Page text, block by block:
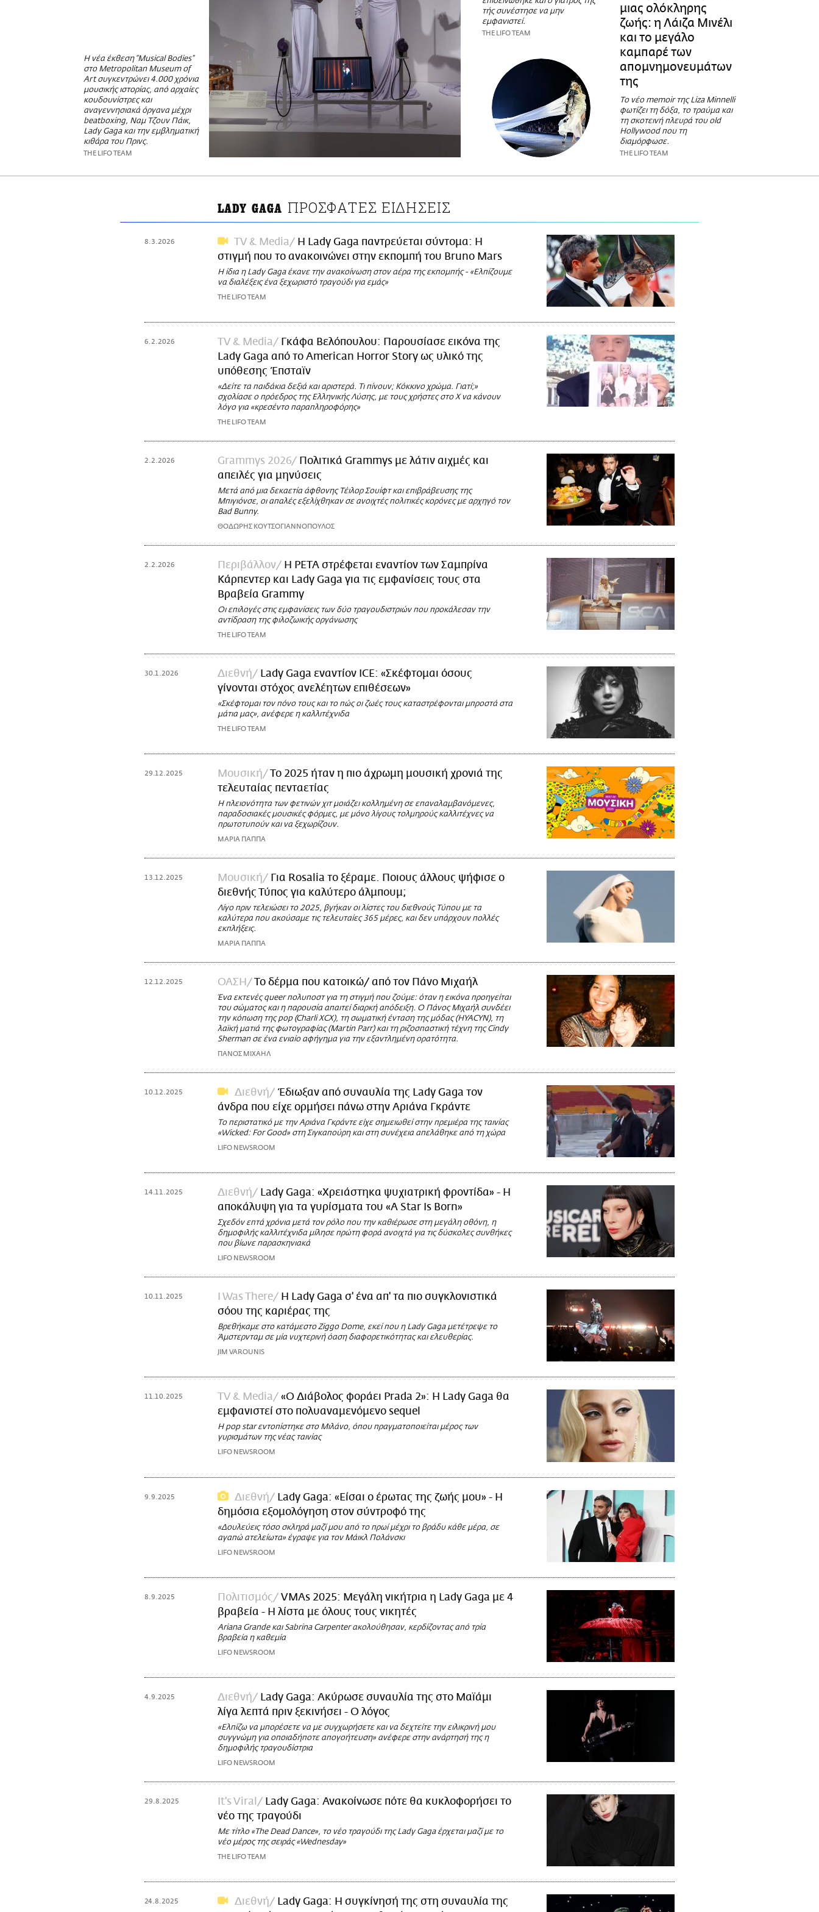
Η νέα έκθεση “Musical Bodies”
στο Metropolitan Museum of
Art συγκεντρώνει 4.000 χρόνια
μουσικής ιστορίας, από αρχαίες
κουδουνίστρες και
αναγεννησιακά όργανα μέχρι
beatboxing, Ναμ Τζουν Πάικ,
Lady Gaga και την εμβληματική
κιθάρα του Πρινς.
THE LIFO TEAM
τής συνέστησε να μην
εμφανιστεί.
THE LIFO TEAM
μιας ολόκληρης
ζωής: η Λάιζα Μινέλι
και το μεγάλο
καμπαρέ των
απομνημονευμάτων
της
Το νέο memoir της Liza Minnelli
φωτίζει τη δόξα, το τραύμα και
τη σκοτεινή πλευρά του old
Hollywood που τη
διαμόρφωσε.
THE LIFO TEAM
LADY GAGA ΠΡΟΣΦΑΤΕΣ ΕΙΔΗΣΕΙΣ
8.3.2026 TV & Media
H Lady Gaga παντρεύεται σύντομα: Η
στιγμή που το ανακοινώνει στην εκπομπή του Bruno Mars
Η ίδια η Lady Gaga έκανε την ανακοίνωση στον αέρα της εκπομπής - «Ελπίζουμε
να διαλέξεις ένα ξεχωριστό τραγούδι για εμάς»
THE LIFO TEAM
6.2.2026 TV & Media
Γκάφα Βελόπουλου: Παρουσίασε εικόνα της
Lady Gaga από το American Horror Story ως υλικό της
υπόθεσης Έπσταϊν
«Δείτε τα παιδάκια δεξιά και αριστερά. Τι πίνουν; Κόκκινο χρώμα. Γιατί;»
σχολίασε ο πρόεδρος της Ελληνικής Λύσης, με τους χρήστες στο Χ να κάνουν
λόγο για «κρεσέντο παραπληροφόρης»
THE LIFO TEAM
2.2.2026 Grammys 2026
Πολιτικά Grammys με λάτιν αιχμές και
απειλές για μηνύσεις
Μετά από μια δεκαετία άφθονης Τέιλορ Σουίφτ και επιβράβευσης της
Μπιγιόνσε, οι απαλές εξελίχθηκαν σε ανοιχτές πολιτικές κορόνες με αρχηγό τον
Bad Bunny.
ΘΟΔΩΡΗΣ ΚΟΥΤΣΟΓΙΑΝΝΟΠΟΥΛΟΣ
2.2.2026 Περιβάλλον
Η PETA στρέφεται εναντίον των Σαμπρίνα
Κάρπεντερ και Lady Gaga για τις εμφανίσεις τους στα
Βραβεία Grammy
Οι επιλογές στις εμφανίσεις των δύο τραγουδιστριών που προκάλεσαν την
αντίδραση της φιλοζωικής οργάνωσης
THE LIFO TEAM
30.1.2026 Διεθνή
Lady Gaga εναντίον ICE: «Σκέφτομαι όσους
γίνονται στόχος ανελέητων επιθέσεων»
«Σκέφτομαι τον πόνο τους και το πώς οι ζωές τους καταστρέφονται μπροστά στα
μάτια μας», ανέφερε η καλλιτέχνιδα
THE LIFO TEAM
29.12.2025 Μουσική
Το 2025 ήταν η πιο άχρωμη μουσική χρονιά της
τελευταίας πενταετίας
Η πλειονότητα των φετινών χιτ μοιάζει κολλημένη σε επαναλαμβανόμενες,
παραδοσιακές μουσικές φόρμες, με μόνο λίγους τολμηρούς καλλιτέχνες να
πρωτοτυπούν και να ξεχωρίζουν.
ΜΑΡΙΑ ΠΑΠΠΑ
13.12.2025 Μουσική
Για Rosalia το ξέραμε. Ποιους άλλους ψήφισε ο
διεθνής Τύπος για καλύτερο άλμπουμ;
Λίγο πριν τελειώσει το 2025, βγήκαν οι λίστες του διεθνούς Τύπου με τα
καλύτερα που ακούσαμε τις τελευταίες 365 μέρες, και δεν υπάρχουν πολλές
εκπλήξεις.
ΜΑΡΙΑ ΠΑΠΠΑ
12.12.2025 ΟΑΣΗ Το δέρμα που κατοικώ/ από τον Πάνο Μιχαήλ
Ένα εκτενές queer πολυποστ για τη στιγμή που ζούμε: όταν η εικόνα προηγείται
του σώματος και η παρουσία απαιτεί διαρκή απόδειξη. Ο Πάνος Μιχαήλ συνδέει
την κόπωση της pop (Charli XCX), τη σωματική ένταση της μόδας (HYACYN), τη
λαϊκή ματιά της φωτογραφίας (Martin Parr) και τη ριζοσπαστική τέχνη της Cindy
Sherman σε ένα ενιαίο αφήγημα για την εξαντλημένη ορατότητα.
ΠΑΝΟΣ ΜΙΧΑΗΛ
10.12.2025 Διεθνή
Έδιωξαν από συναυλία της Lady Gaga τον
άνδρα που είχε ορμήσει πάνω στην Αριάνα Γκράντε
Το περιστατικό με την Αριάνα Γκράντε είχε σημειωθεί στην πρεμιέρα της ταινίας
«Wicked: For Good» στη Σιγκαπούρη και στη συνέχεια απελάθηκε από τη χώρα
LIFO NEWSROOM
14.11.2025 Διεθνή
Lady Gaga: «Χρειάστηκα ψυχιατρική φροντίδα» - Η
αποκάλυψη για τα γυρίσματα του «A Star Is Born»
Σχεδόν επτά χρόνια μετά τον ρόλο που την καθιέρωσε στη μεγάλη οθόνη, η
δημοφιλής καλλιτέχνιδα μίλησε πρώτη φορά ανοιχτά για τις δύσκολες συνθήκες
που βίωνε παρασκηνιακά
LIFO NEWSROOM
10.11.2025 I Was There
Η Lady Gaga σ' ένα απ' τα πιο συγκλονιστικά
σόου της καριέρας της
Βρεθήκαμε στο κατάμεστο Ziggo Dome, εκεί που η Lady Gaga μετέτρεψε το
Άμστερνταμ σε μία νυχτερινή όαση διαφορετικότητας και ελευθερίας.
JIM VAROUNIS
11.10.2025 TV & Media
«Ο Διάβολος φοράει Prada 2»: Η Lady Gaga θα
εμφανιστεί στο πολυαναμενόμενο sequel
Η pop star εντοπίστηκε στο Μιλάνο, όπου πραγματοποιείται μέρος των
γυρισμάτων της νέας ταινίας
LIFO NEWSROOM
9.9.2025 Διεθνή
Lady Gaga: «Είσαι ο έρωτας της ζωής μου» - Η
δημόσια εξομολόγηση στον σύντροφό της
«Δουλεύεις τόσο σκληρά μαζί μου από το πρωί μέχρι το βράδυ κάθε μέρα, σε
αγαπώ ατελείωτα» έγραψε για τον Μάικλ Πολάνσκι
LIFO NEWSROOM
8.9.2025 Πολιτισμός
VMAs 2025: Μεγάλη νικήτρια η Lady Gaga με 4
βραβεία - Η λίστα με όλους τους νικητές
Ariana Grande και Sabrina Carpenter ακολούθησαν, κερδίζοντας από τρία
βραβεία η καθεμία
LIFO NEWSROOM
4.9.2025 Διεθνή
Lady Gaga: Ακύρωσε συναυλία της στο Μαϊάμι
λίγα λεπτά πριν ξεκινήσει - Ο λόγος
«Ελπίζω να μπορέσετε να με συγχωρήσετε και να δεχτείτε την ειλικρινή μου
συγγνώμη για οποιαδήποτε απογοήτευση» ανέφερε στην ανάρτησή της η
δημοφιλής τραγουδίστρια
LIFO NEWSROOM
29.8.2025 It's Viral
Lady Gaga: Ανακοίνωσε πότε θα κυκλοφορήσει το
νέο της τραγούδι
Με τίτλο «The Dead Dance», το νέο τραγούδι της Lady Gaga έρχεται μαζί με το
νέο μέρος της σειράς «Wednesday»
THE LIFO TEAM
24.8.2025 Διεθνή
Lady Gaga: Η συγκίνησή της στη συναυλία της